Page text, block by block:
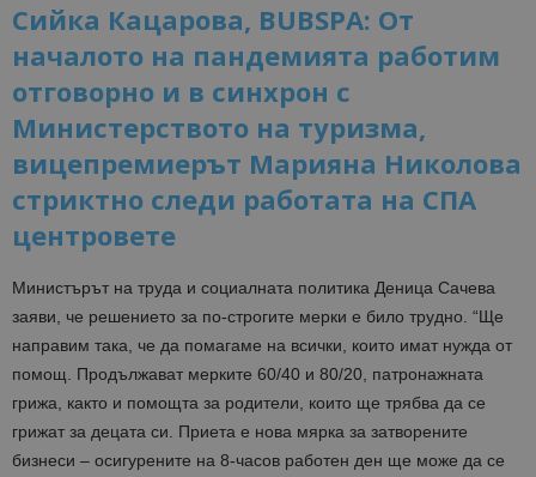
Сийка Кацарова, BUBSPA: От
началото на пандемията работим
отговорно и в синхрон с
Министерството на туризма,
вицепремиерът Марияна Николова
стриктно следи работата на СПА
центровете
Министърът на труда и социалната политика Деница Сачева
заяви, че решението за по-строгите мерки е било трудно. “Ще
направим така, че да помагаме на всички, които имат нужда от
помощ. Продължават мерките 60/40 и 80/20, патронажната
грижа, както и помощта за родители, които ще трябва да се
грижат за децата си. Приета е нова мярка за затворените
бизнеси – осигурените на 8-часов работен ден ще може да се